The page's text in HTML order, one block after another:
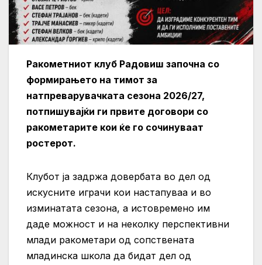
Ракометниот клуб Радовиш започна со
формирањето на тимот за
натпреварувачката сезона 2026/27,
потпишувајќи ги првите договори со
ракометарите кои ќе го сочинуваат
ростерот.
Клубот ја задржа довербата во дел од
искусните играчи кои настапуваа и во
изминатата сезона, а истовремено им
даде можност и на неколку перспективни
млади ракометари од сопствената
младинска школа да бидат дел од